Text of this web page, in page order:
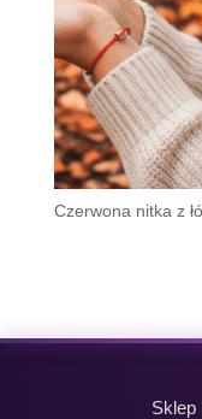
Czerwona nitka z
Sklep